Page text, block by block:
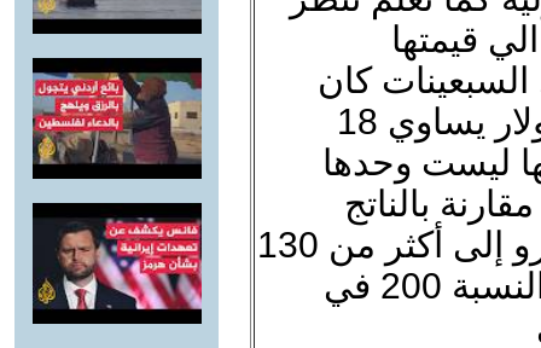
قيمتها
السبعينات كان
أعلى من الدولار أما الان فإن الدولار يساوي 18
ليست وحدها
بالناتج
المحلي الإجمالي في منطقة اليورو إلى أكثر من 130
في المئة وفي اليابان تتجوز هذه النسبة 200 في